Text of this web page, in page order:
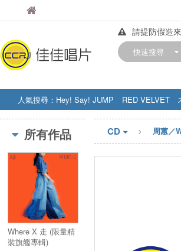
佳佳唱片
請提防假造
【中華門市
快速搜尋
人氣搜尋： Hey! Say! JUMP RED VELVET
STRAY KIDS
盧廣仲 周杰伦
所有作品
Where X 走 (限量精
裝旗艦專輯)
CD 周蕙／